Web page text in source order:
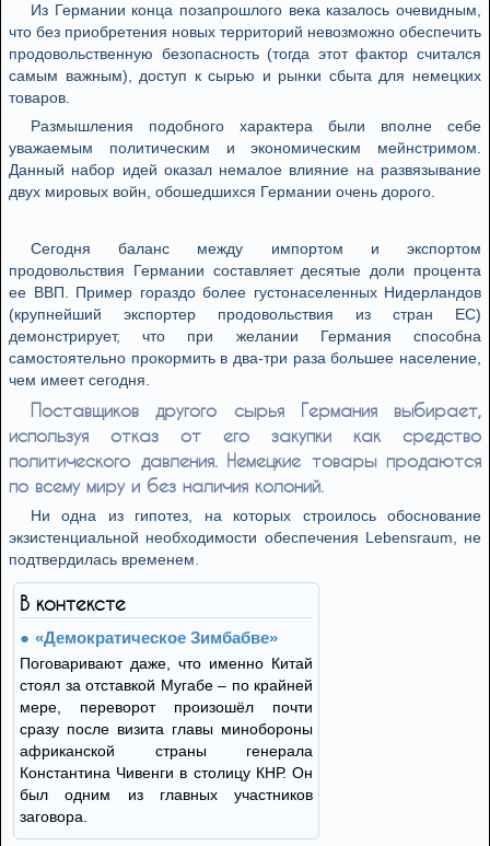
Из Германии конца позапрошлого века казалось очевидным,
что без приобретения новых территорий невозможно обеспечить
продовольственную безопасность (тогда этот фактор считался
самым важным), доступ к сырью и рынки сбыта для немецких
товаров.
Размышления подобного характера были вполне себе
уважаемым политическим и экономическим мейнстримом.
Данный набор идей оказал немалое влияние на развязывание
двух мировых войн, обошедшихся Германии очень дорого.
Сегодня баланс между импортом и экспортом
продовольствия Германии составляет десятые доли процента
ее ВВП. Пример гораздо более густонаселенных Нидерландов
(крупнейший экспортер продовольствия из стран ЕС)
демонстрирует, что при желании Германия способна
самостоятельно прокормить в два-три раза большее население,
чем имеет сегодня.
Поставщиков другого сырья Германия выбирает,
используя отказ от его закупки как средство
политического давления. Немецкие товары продаются
по всему миру и без наличия колоний.
Ни одна из гипотез, на которых строилось обоснование
экзистенциальной необходимости обеспечения Lebensraum, не
подтвердилась временем.
В контексте
«Демократическое Зимбабве»
Поговаривают даже, что именно Китай
стоял за отставкой Мугабе – по крайней
мере, переворот произошёл почти
сразу после визита главы минобороны
африканской страны генерала
Константина Чивенги в столицу КНР. Он
был одним из главных участников
заговора.